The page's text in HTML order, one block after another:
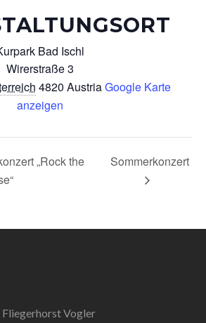
Bad Ischl
Wirerstraße 3
4820 AustriaGoogle Karte
anzeigen
„Rock the
Sommerkonzert
Fliegerhorst Vogler